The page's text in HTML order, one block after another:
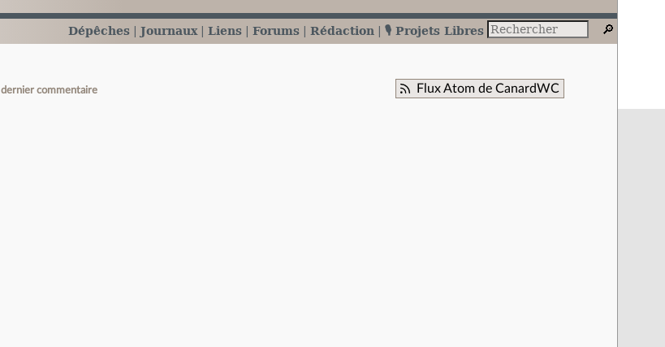
Dépêches Journaux Liens Forums Rédaction 🎙️ Projets Libres
Flux Atom de CanardWC
dernier commentaire